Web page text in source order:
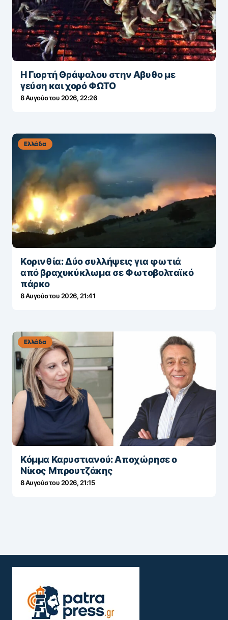
Η Γιορτή Θράψαλου στην Αβυθο με
γεύση και χορό ΦΩΤΟ
8 Αυγούστου 2026, 22:26
Ελλάδα
Κορινθία: Δύο συλλήψεις για φωτιά
από βραχυκύκλωμα σε Φωτοβολταϊκό
πάρκο
8 Αυγούστου 2026, 21:41
Ελλάδα
Κόμμα Καρυστιανού: Αποχώρησε ο
Νίκος Μπρουτζάκης
8 Αυγούστου 2026, 21:15